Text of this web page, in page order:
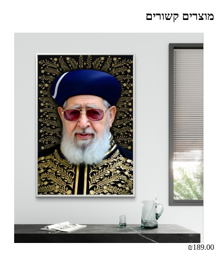
מוצרים קשורים
₪189.00